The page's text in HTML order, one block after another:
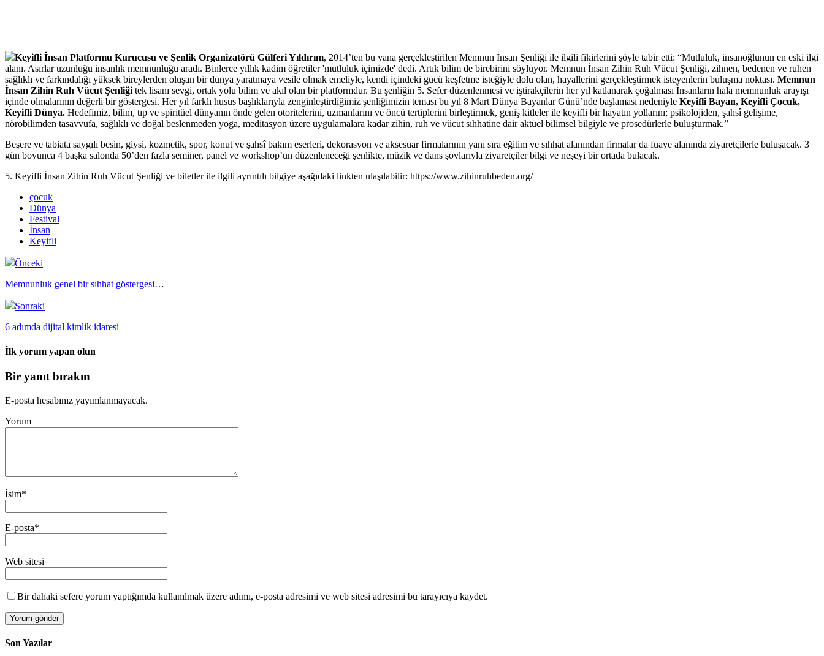
Keyifli İnsan Platformu Kurucusu ve Şenlik Organizatörü Gülferi Yıldırım, 2014’ten bu yana gerçekleştirilen Memnun İnsan Şenliği ile ilgili fikirlerini şöyle tabir etti: “Mutluluk, insanoğlunun en eski ilgi
alanı. Asırlar uzunluğu insanlık memnunluğu aradı. Binlerce yıllık kadim öğretiler 'mutluluk içimizde' dedi. Artık bilim de birebirini söylüyor. Memnun İnsan Zihin Ruh Vücut Şenliği, zihnen, bedenen ve ruhen
sağlıklı ve farkındalığı yüksek bireylerden oluşan bir dünya yaratmaya vesile olmak emeliyle, kendi içindeki gücü keşfetme isteğiyle dolu olan, hayallerini gerçekleştirmek isteyenlerin buluşma noktası. Memnun
İnsan Zihin Ruh Vücut Şenliği tek lisanı sevgi, ortak yolu bilim ve akıl olan bir platformdur. Bu şenliğin 5. Sefer düzenlenmesi ve iştirakçilerin her yıl katlanarak çoğalması İnsanların hala memnunluk arayışı
içinde olmalarının değerli bir göstergesi. Her yıl farklı husus başlıklarıyla zenginleştirdiğimiz şenliğimizin teması bu yıl 8 Mart Dünya Bayanlar Günü’nde başlaması nedeniyle Keyifli Bayan, Keyifli Çocuk,
Keyifli Dünya. Hedefimiz, bilim, tıp ve spiritüel dünyanın önde gelen otoritelerini, uzmanlarını ve öncü tertiplerini birleştirmek, geniş kitleler ile keyifli bir hayatın yollarını; psikolojiden, şahsî gelişime,
nörobilimden tasavvufa, sağlıklı ve doğal beslenmeden yoga, meditasyon üzere uygulamalara kadar zihin, ruh ve vücut sıhhatine dair aktüel bilimsel bilgiyle ve prosedürlerle buluşturmak.”
Beşere ve tabiata saygılı besin, giysi, kozmetik, spor, konut ve şahsî bakım eserleri, dekorasyon ve aksesuar firmalarının yanı sıra eğitim ve sıhhat alanından firmalar da fuaye alanında ziyaretçilerle buluşacak. 3
gün boyunca 4 başka salonda 50’den fazla seminer, panel ve workshop’un düzenleneceği şenlikte, müzik ve dans şovlarıyla ziyaretçiler bilgi ve neşeyi bir ortada bulacak.
5. Keyifli İnsan Zihin Ruh Vücut Şenliği ve biletler ile ilgili ayrıntılı bilgiye aşağıdaki linkten ulaşılabilir: https://www.zihinruhbeden.org/
çocuk
Dünya
Festival
İnsan
Keyifli
Önceki
Memnunluk genel bir sıhhat göstergesi…
Sonraki
6 adımda dijital kimlik idaresi
İlk yorum yapan olun
Bir yanıt bırakın
E-posta hesabınız yayımlanmayacak.
Yorum
İsim*
E-posta*
Web sitesi
Bir dahaki sefere yorum yaptığımda kullanılmak üzere adımı, e-posta adresimi ve web sitesi adresimi bu tarayıcıya kaydet.
Son Yazılar